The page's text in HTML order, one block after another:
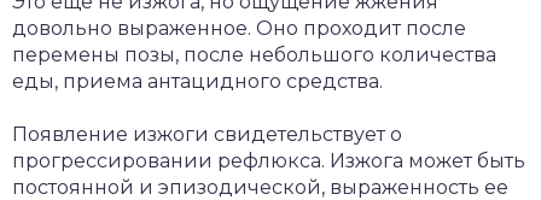
довольно выраженное. Оно проходит после
перемены позы, после небольшого количества
еды, приема антацидного средства.
Появление изжоги свидетельствует о
прогрессировании рефлюкса. Изжога может быть
постоянной и эпизодической, выраженность ее